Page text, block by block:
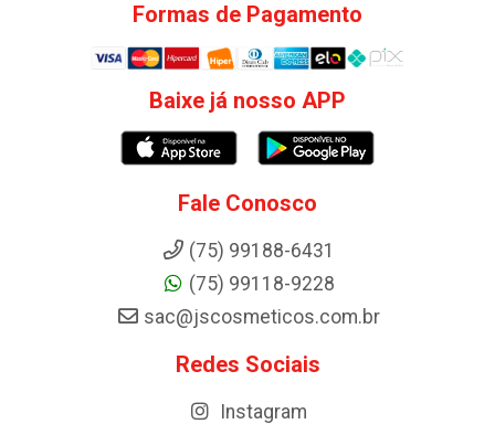
Formas de Pagamento
Baixe já nosso APP
Fale Conosco
(75) 99188-6431
(75) 99118-9228
sac@jscosmeticos.com.br
Redes Sociais
Instagram